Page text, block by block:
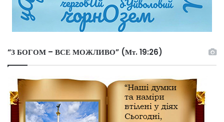
“З БОГОМ – ВСЕ МОЖЛИВО” (Мт. 19:26)